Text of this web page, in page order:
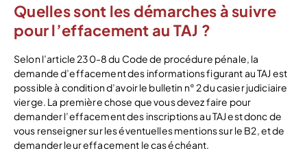
Quelles sont les démarches à suivre
pour l’effacement au TAJ ?
Selon l’article 230-8 du Code de procédure pénale, la
demande d’effacement des informations figurant au TAJ est
possible à condition d’avoir le bulletin n° 2 du casier judiciaire
vierge. La première chose que vous devez faire pour
demander l’effacement des inscriptions au TAJ est donc de
vous renseigner sur les éventuelles mentions sur le B2, et de
demander leur effacement le cas échéant.